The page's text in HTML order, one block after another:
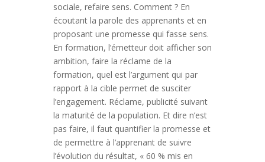
sociale, refaire sens. Comment ? En
écoutant la parole des apprenants et en
proposant une promesse qui fasse sens.
En formation, l’émetteur doit afficher son
ambition, faire la réclame de la
formation, quel est l’argument qui par
rapport à la cible permet de susciter
l’engagement. Réclame, publicité suivant
la maturité de la population. Et dire n’est
pas faire, il faut quantifier la promesse et
de permettre à l’apprenant de suivre
l’évolution du résultat, « 60 % mis en